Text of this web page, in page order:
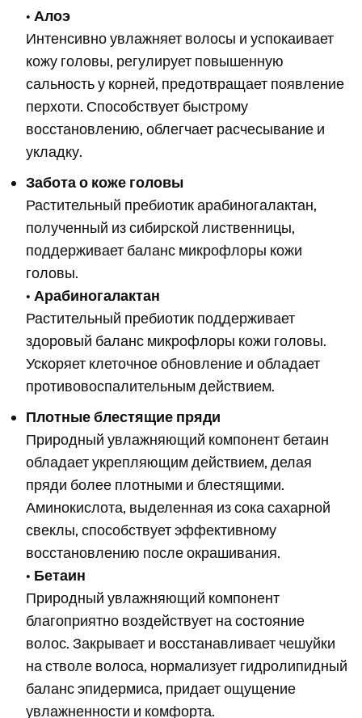
•Алоэ
Интенсивно увлажняет волосы и успокаивает
кожу головы, регулирует повышенную
сальность у корней, предотвращает появление
перхоти. Способствует быстрому
восстановлению, облегчает расчесывание и
укладку.
Забота о коже головы
Растительный пребиотик арабиногалактан,
полученный из сибирской лиственницы,
поддерживает баланс микрофлоры кожи
головы.
•Арабиногалактан
Растительный пребиотик поддерживает
здоровый баланс микрофлоры кожи головы.
Ускоряет клеточное обновление и обладает
противовоспалительным действием.
Плотные блестящие пряди
Природный увлажняющий компонент бетаин
обладает укрепляющим действием, делая
пряди более плотными и блестящими.
Аминокислота, выделенная из сока сахарной
свеклы, способствует эффективному
восстановлению после окрашивания.
• Бетаин
Природный увлажняющий компонент
благоприятно воздействует на состояние
волос. Закрывает и восстанавливает чешуйки
на стволе волоса, нормализует гидролипидный
баланс эпидермиса, придает ощущение
увлажненности и комфорта.